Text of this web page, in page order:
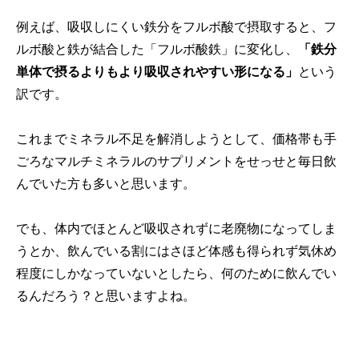
例えば、吸収しにくい鉄分をフルボ酸で摂取すると、フ
ルボ酸と鉄が結合した「フルボ酸鉄」に変化し、
「鉄分
単体で摂るよりもより吸収されやすい形になる」 という
訳です。
これまでミネラル不足を解消しようとして、価格帯も手
ごろなマルチミネラルのサプリメントをせっせと毎日飲
んでいた方も多いと思います。
でも、体内でほとんど吸収されずに老廃物になってしま
うとか、飲んでいる割にはさほど体感も得られず気休め
程度にしかなっていないとしたら、何のために飲んでい
るんだろう？と思いますよね。